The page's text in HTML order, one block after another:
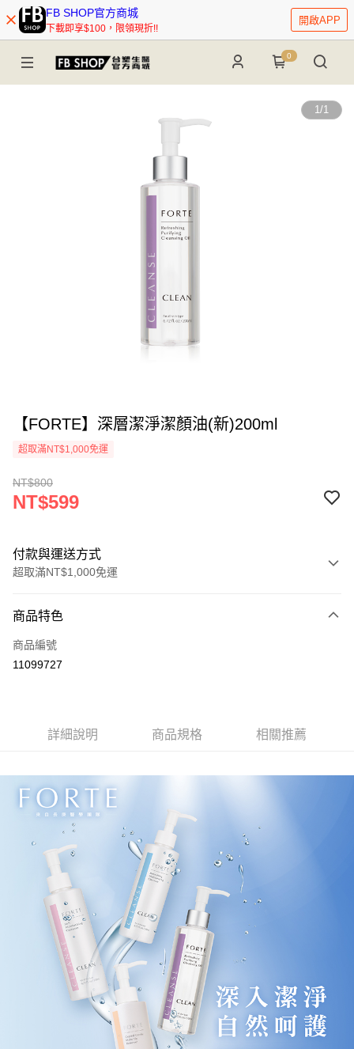
FB SHOP官方商城
下載即享$100，限領現折!!
開啟APP
0
1/1
【FORTE】深層潔淨潔顏油(新)200ml
超取滿NT$1,000免運
NT$800
NT$599
付款與運送方式
超取滿NT$1,000免運
信用卡一次付款
信用卡分期付款
上海商業儲蓄銀行
台北富邦商業銀行
匯豐（台灣）商業銀行
聯邦商業銀行
元大商業銀行
永豐商業銀行
星展（台灣）商業銀行
台新國際商業銀行
中國信託商業銀行
台灣樂天信用卡公司
LINE Pay
街口支付
Google Pay
大哥付你分期
相關說明
【大哥付你分期使用說明】
1.本服務由台灣大哥大提供，台灣大哥大用戶可立即使用無須另外申請。
2.付款方式選擇「大哥付你分期」，訂單成立後會自動跳轉到大哥付的交易
流程，驗證手機門號後，選擇欲分期的期數、繳款截止日，確認付款後即完
3.實際核准額度、可分期數及費用金額請依後續交易確認頁面所載為準。
4.訂單成立30分鐘內，如未前往確認交易或遇審核未通過，訂單將自動取
消。如遇「轉專審核」未通過狀況，表示未達大哥付你分期系統評分，恕無
AFTEE先享後付
【關於「AFTEE先享後付」】
AFTEE先享後付是「在收到商品之後才付款」的支付方式。 讓您購物簡單
便利好安心！
１．簡單：不需註冊會員、不需綁卡、不需儲值。
２．便利：只要手機號碼，簡訊認證，即可結帳。
３．安心：先確認商品／服務後，再付款。
Hami Point
「Hami Point」為中華電信所提供之點數服務，可於會員專區綁定中華電信
會員帳號後，即可在購物車使用 Hami Point 折抵消費金額 (1點等於1元)。
商品特色
商品編號
11099727
詳細說明 商品規格 相關推薦